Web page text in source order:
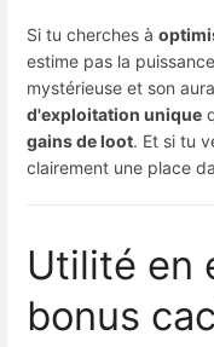
Si tu cherches à
estime pas la
mystérieuse et son
d'exploitation unique
gains de loot. Et si tu
clairement une place
Utilité en
bonus